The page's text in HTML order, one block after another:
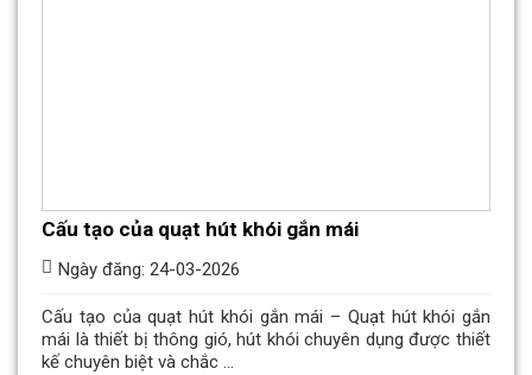
Cấu tạo của quạt hút khói gắn mái
Ngày đăng: 24-03-2026
Cấu tạo của quạt hút khói gắn mái – Quạt hút khói gắn
mái là thiết bị thông gió, hút khói chuyên dụng được thiết
kế chuyên biệt và chắc ...